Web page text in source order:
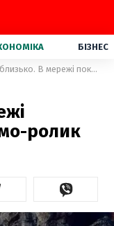
БІЗНЕС
Зима близько. В мережі показали новий промо-ролик "Гри престолів"
ролик